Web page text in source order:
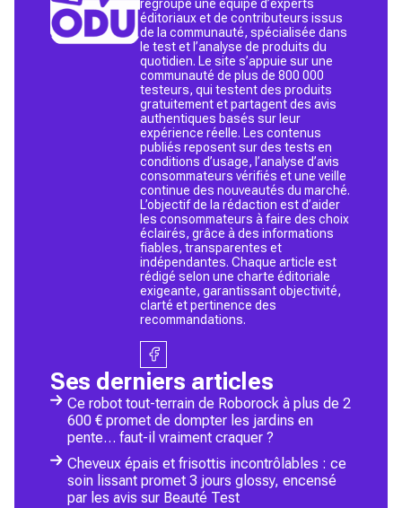
regroupe une équipe d’experts
éditoriaux et de contributeurs issus
de la communauté, spécialisée dans
le test et l’analyse de produits du
quotidien. Le site s’appuie sur une
communauté de plus de 800 000
testeurs, qui testent des produits
gratuitement et partagent des avis
authentiques basés sur leur
expérience réelle. Les contenus
publiés reposent sur des tests en
conditions d’usage, l’analyse d’avis
consommateurs vérifiés et une veille
continue des nouveautés du marché.
L’objectif de la rédaction est d’aider
les consommateurs à faire des choix
éclairés, grâce à des informations
fiables, transparentes et
indépendantes. Chaque article est
rédigé selon une charte éditoriale
exigeante, garantissant objectivité,
clarté et pertinence des
recommandations.
Ses derniers articles
Ce robot tout-terrain de Roborock à plus de 2
600 € promet de dompter les jardins en
pente… faut-il vraiment craquer ?
Cheveux épais et frisottis incontrôlables : ce
soin lissant promet 3 jours glossy, encensé
par les avis sur Beauté Test